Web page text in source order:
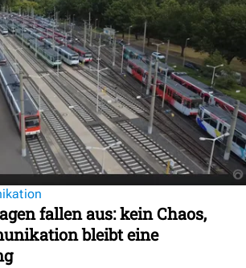
fallen aus: kein Chaos,
bleibt eine